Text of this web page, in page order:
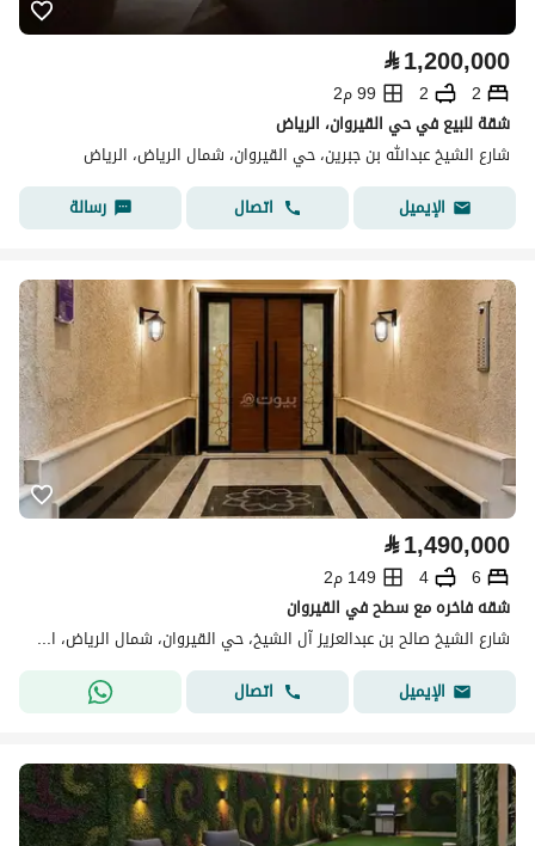
⃁1,200,000
2
2
99 م2
شقة للبيع في حي القيروان، الرياض
شارع الشيخ عبدالله بن جبرين، حي القيروان، شمال الرياض، الرياض
الإيميل
اتصال رسالة
⃁1,490,000
6
4
149 م2
شقه فاخره مع سطح في القيروان
شارع الشيخ صالح بن عبدالعزيز آل الشيخ، حي القيروان، شمال الرياض، الرياض
الإيميل
اتصال